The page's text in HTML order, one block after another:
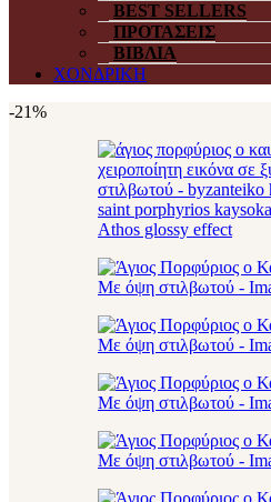
BEST SELLERS
ΠΡΟΤΑΣΕΙΣ
ΒΙΒΛΙΑ
ΧΟΝΔΡΙΚΗ
-21%